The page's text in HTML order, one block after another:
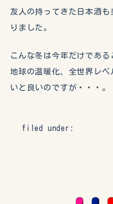
友人の持ってきた日本酒
りました。
こんな冬は今年だけである
地球の温暖化、全世界レ
いと良いのですが・・・。
filed under: